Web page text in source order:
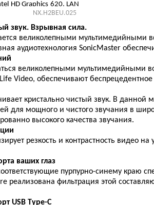
HD Graphics 620, LAN
cell, 2.1 кг, BlackNX.H2BEU.025
звук. Взрывная сила.
великолепными
аудиотехнология SonicMaster
великолепными
Video, обеспечивают
кристально чистый звук. В
для мощного и чистого звучания в
высокого качества звучания.
резкость и контрастность видео
ваших глаз
пурпурно-синему краю
реализована фильтрация этой
USB Type-C